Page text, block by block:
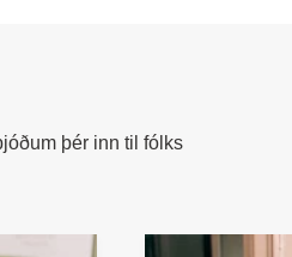
þér inn til fólks